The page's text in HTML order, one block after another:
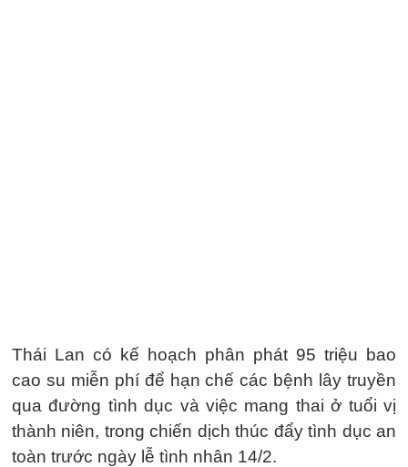
Thái Lan có kế hoạch phân phát 95 triệu bao
cao su miễn phí để hạn chế các bệnh lây truyền
qua đường tình dục và việc mang thai ở tuổi vị
thành niên, trong chiến dịch thúc đẩy tình dục an
toàn trước ngày lễ tình nhân 14/2.